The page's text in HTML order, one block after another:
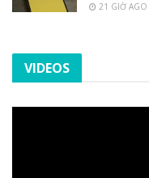
21 GIỜ AGO
VIDEOS